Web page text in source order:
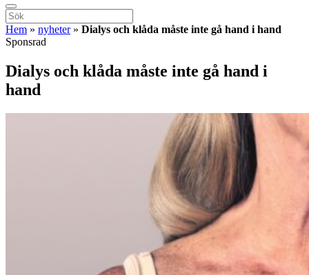
Hem » nyheter» Dialys och klåda måste inte gå hand i hand
Sponsrad
Dialys och klåda måste inte gå hand i
hand